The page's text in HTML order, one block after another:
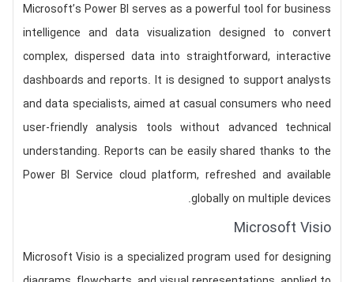
Microsoft’s Power BI serves as a powerful tool for business
intelligence and data visualization designed to convert
complex, dispersed data into straightforward, interactive
dashboards and reports. It is designed to support analysts
and data specialists, aimed at casual consumers who need
user-friendly analysis tools without advanced technical
understanding. Reports can be easily shared thanks to the
Power BI Service cloud platform, refreshed and available
globally on multiple devices.
Microsoft Visio
Microsoft Visio is a specialized program used for designing